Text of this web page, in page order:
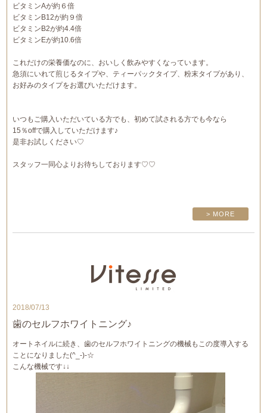
ビタミンAが約６倍
ビタミンB12が約９倍
ビタミンB2が約4.4倍
ビタミンEが約10.6倍
これだけの栄養価なのに、おいしく飲みやすくなっています。
急須にいれて煎じるタイプや、ティーパックタイプ、粉末タイプがあり、
お好みのタイプをお選びいただけます。
いつもご購入いただいている方でも、初めて試される方でも今なら
15％offで購入していただけます♪
是非お試しください♡
スタッフ一同心よりお待ちしております♡♡
> MORE
2018/07/13
歯のセルフホワイトニング♪
オートネイルに続き、歯のセルフホワイトニングの機械もこの度導入する
ことになりました(^_-)-☆
こんな機械です↓↓